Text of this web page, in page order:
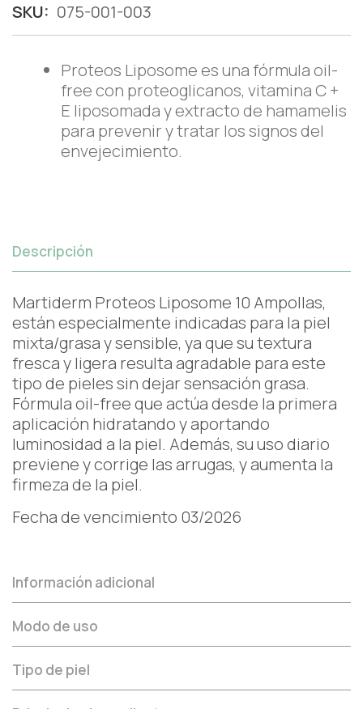
SKU: 075-001-003
Proteos Liposome es una fórmula oil-
free con proteoglicanos, vitamina C +
E liposomada y extracto de hamamelis
para prevenir y tratar los signos del
envejecimiento.
Descripción
Martiderm Proteos Liposome 10 Ampollas,
están especialmente indicadas para la piel
mixta/grasa y sensible, ya que su textura
fresca y ligera resulta agradable para este
tipo de pieles sin dejar sensación grasa.
Fórmula oil-free que actúa desde la primera
aplicación hidratando y aportando
luminosidad a la piel. Además, su uso diario
previene y corrige las arrugas, y aumenta la
firmeza de la piel.
Fecha de vencimiento 03/2026
Información adicional
Modo de uso
Tipo de piel